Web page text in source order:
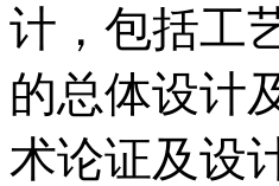
计，包括工
的总体设计
术论证及设